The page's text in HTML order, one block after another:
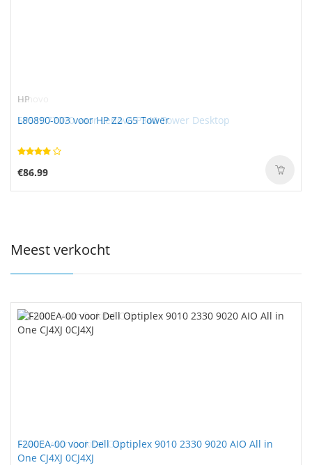
HP
L80890-003 voor HP Z2 G5 Tower
€86.99
Lenovo
5P51D77070 voor Lenovo P340 Tower Desktop
€54.88
Meest verkocht
F200EA-00 voor Dell Optiplex 9010 2330 9020 AIO All in
One CJ4XJ 0CJ4XJ
S6802 voor Oukitel C33